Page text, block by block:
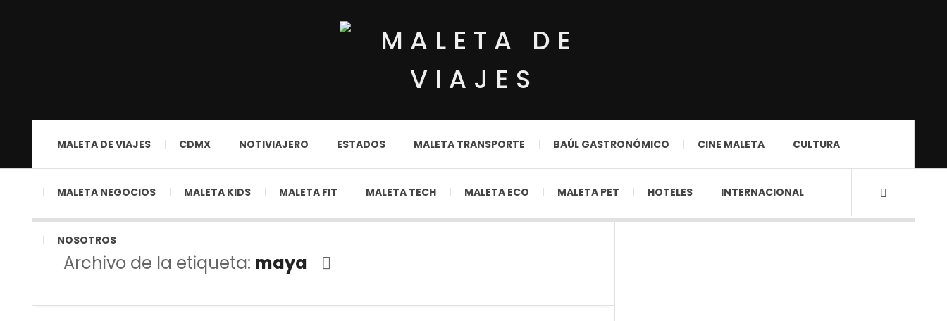
MALETA DE VIAJES CDMX NOTIVIAJERO ESTADOS MALETA TRANSPORTE BAÚL GASTRONÓMICO CINE MALETA CULTURA
MALETA NEGOCIOS MALETA KIDS MALETA FIT MALETA TECH MALETA ECO MALETA PET HOTELES INTERNACIONAL
NOSOTROS
Archivo de la etiqueta: maya